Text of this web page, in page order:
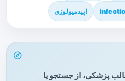
اپیدمیولوژی
پزشکی، از جستجو یا